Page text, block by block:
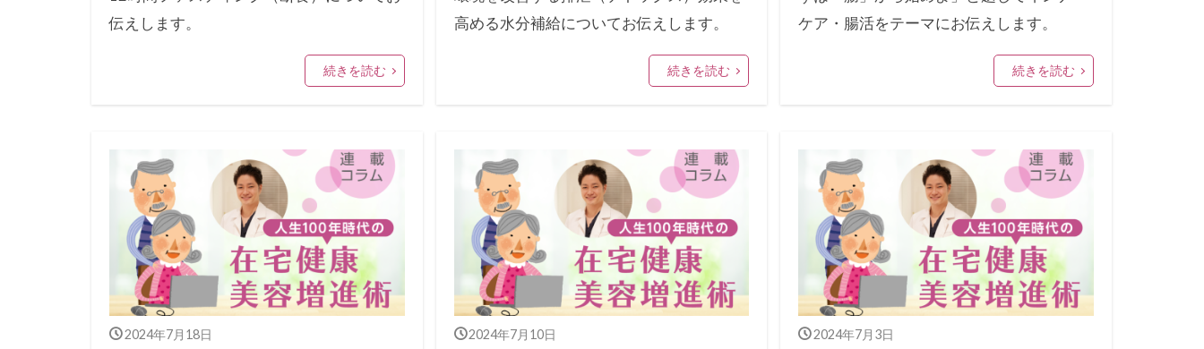
伝えします。
続きを読む
高める水分補給についてお伝えします。
続きを読む
ケア・腸活をテーマにお伝えします。
続きを読む
2024年7月18日 2024年7月10日 2024年7月3日